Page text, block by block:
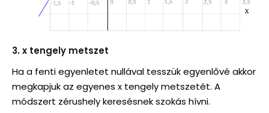
3. x tengely metszet
Ha a fenti egyenletet nullával tesszük egyenlővé akkor
megkapjuk az egyenes x tengely metszetét. A
módszert zérushely keresésnek szokás hívni.